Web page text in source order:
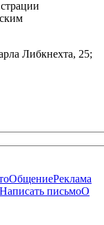
Либкнехта, 25;
ОбщениеРеклама
Написать письмоО